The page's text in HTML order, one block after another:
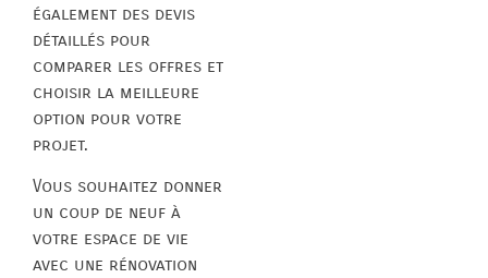
également des devis
détaillés pour
comparer les offres et
choisir la meilleure
option pour votre
projet.
Vous souhaitez donner
un coup de neuf à
votre espace de vie
avec une rénovation